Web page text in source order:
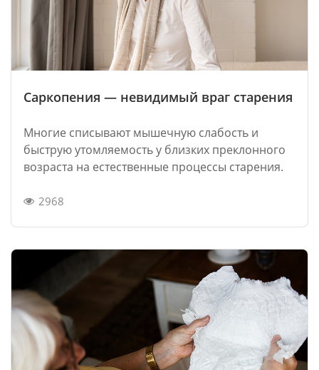
Саркопения — невидимый враг старения
Многие списывают мышечную слабость и
быструю утомляемость у близких преклонного
возраста на естественные процессы старения.
2968